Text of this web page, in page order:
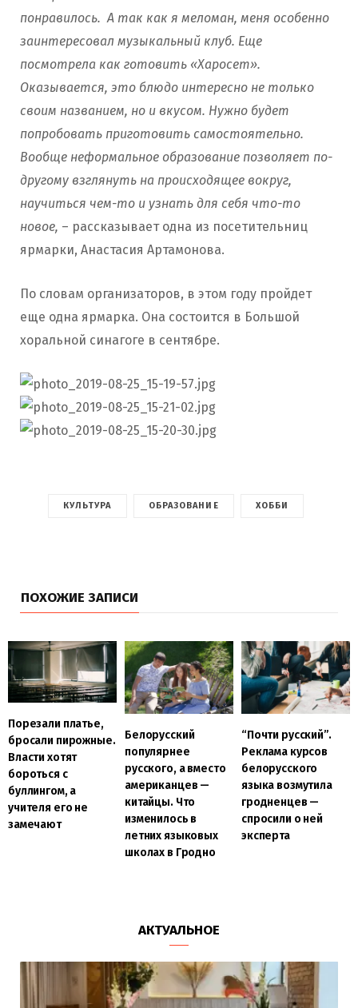
понравилось. А так как я меломан, меня особенно
заинтересовал музыкальный клуб. Еще
посмотрела как готовить «Харосет».
Оказывается, это блюдо интересно не только
своим названием, но и вкусом. Нужно будет
попробовать приготовить самостоятельно.
Вообще неформальное образование позволяет по-
другому взглянуть на происходящее вокруг,
научиться чем-то и узнать для себя что-то
новое, – рассказывает одна из посетительниц
ярмарки, Анастасия Артамонова.
По словам организаторов, в этом году пройдет
еще одна ярмарка. Она состоится в Большой
хоральной синагоге в сентябре.
КУЛЬТУРА ОБРАЗОВАНИЕ ХОББИ
ПОХОЖИЕ ЗАПИСИ
Порезали платье,
бросали пирожные.
Власти хотят
бороться с
буллингом, а
учителя его не
замечают
Белорусский
популярнее
русского, а вместо
американцев —
китайцы. Что
изменилось в
летних языковых
школах в Гродно
“Почти русский”.
Реклама курсов
белорусского
языка возмутила
гродненцев —
спросили о ней
эксперта
АКТУАЛЬНОЕ